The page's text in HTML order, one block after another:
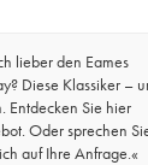
lieber den Eames
Diese Klassiker –
Entdecken Sie hier
Oder sprechen
auf Ihre Anfrage.«